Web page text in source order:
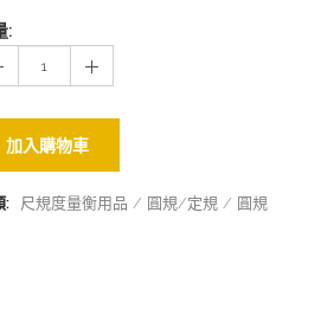
:
加入購物車
: 尺規度量衡用品 圓規/定規 圓規